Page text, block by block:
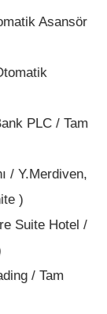
Asansör
PLC / Tam
/ Y.Merdiven,
)
Suite Hotel /
/ Tam